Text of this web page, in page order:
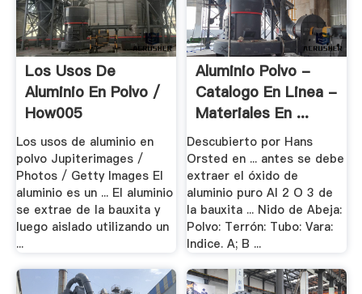
Los Usos De
Aluminio En Polvo /
How005
Los usos de aluminio en
polvo Jupiterimages /
Photos / Getty Images El
aluminio es un ... El aluminio
se extrae de la bauxita y
luego aislado utilizando un
...
Aluminio Polvo -
Catalogo En Linea -
Materiales En ...
Descubierto por Hans
Orsted en ... antes se debe
extraer el óxido de
aluminio puro Al 2 O 3 de
la bauxita ... Nido de Abeja:
Polvo: Terrón: Tubo: Vara:
Indice. A; B ...